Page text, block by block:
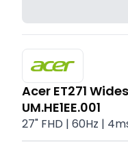
Acer ET271
UM.HE1EE.001
27" FHD | 60Hz |